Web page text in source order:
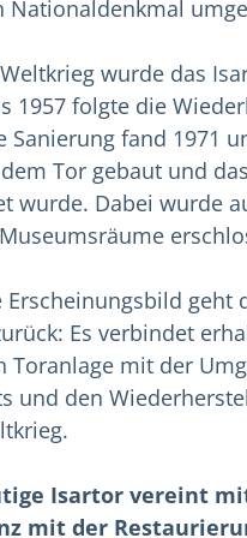
Nationaldenkmal
wurde das
1957 folgte die
Sanierung fand 1971
Tor gebaut und
wurde. Dabei wurde
Erscheinungsbild geht
Es verbindet
Toranlage mit der
und den
Isartor vereint
mit der